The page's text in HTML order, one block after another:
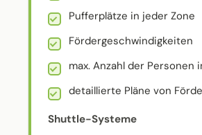
Pufferplätze in jeder Zone
Fördergeschwindigkeiten
max. Anzahl der Personen
detaillierte Pläne von
Shuttle-Systeme